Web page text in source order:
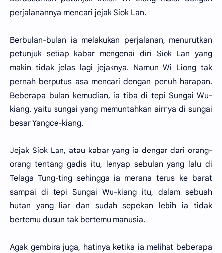
perjalanannya mencari jejak Siok Lan.
Berbulan-bulan ia melakukan perjalanan, menurutkan
petunjuk setiap kabar mengenai diri Siok Lan yang
makin tidak jelas lagi jejaknya. Namun Wi Liong tak
pernah berputus asa mencari dengan penuh harapan.
Beberapa bulan kemudian, ia tiba di tepi Sungai Wu-
kiang. yaitu sungai yang memuntahkan airnya di sungai
besar Yangce-kiang.
Jejak Siok Lan, atau kabar yang ia dengar dari orang-
orang tentang gadis itu, lenyap sebulan yang lalu di
Telaga Tung-ting sehingga ia merana terus ke barat
sampai di tepi Sungai Wu-kiang itu, dalam sebuah
hutan yang liar dan sudah sepekan lebih ia tidak
bertemu dusun tak bertemu manusia.
Agak gembira juga, hatinya ketika ia melihat beberapa